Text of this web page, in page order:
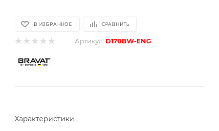
В ИЗБРАННОЕ СРАВНИТЬ
Артикул: D170BW-ENG
Характеристики